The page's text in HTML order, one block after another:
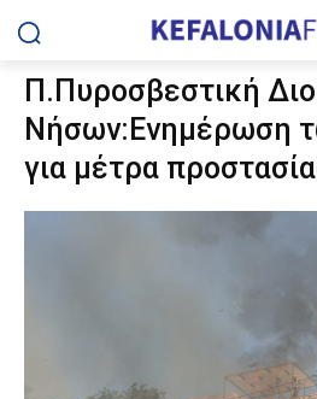
Π.Πυροσβεστική
Νήσων:Ενημέρωση
για μέτρα